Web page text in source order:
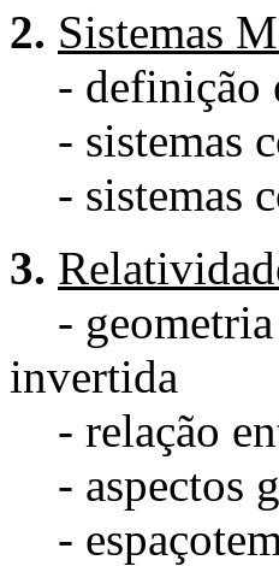
2. Sistemas
- definição
- sistemas
- sistemas
3.
- geometria
invertida
- relação
- aspectos
-